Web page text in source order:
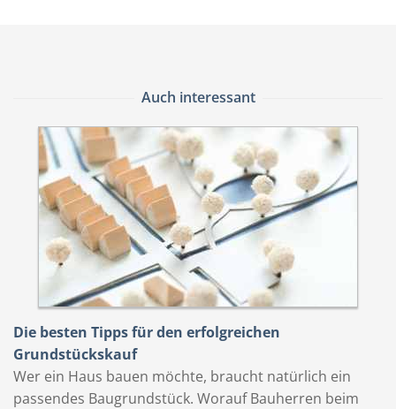
Auch interessant
Die besten Tipps für den erfolgreichen
Grundstückskauf
Wer ein Haus bauen möchte, braucht natürlich ein
passendes Baugrundstück. Worauf Bauherren beim